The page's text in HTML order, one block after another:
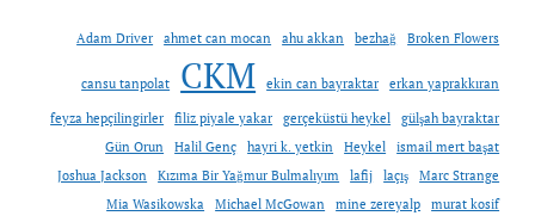
Adam Driver ahmet can mocan ahu akkan bezhağ Broken Flowers
cansu tanpolat CKM ekin can bayraktar erkan yaprakkıran
feyza hepçilingirler filiz piyale yakar gerçeküstü heykel
gülşah bayraktar
Gün Orun
Halil Genç hayri k. yetkin Heykel
ismail mert başat
Joshua Jackson
Kızıma Bir Yağmur Bulmalıyım lafij laçış
Marc Strange
Mia Wasikowska
Michael McGowan mine zereyalp
murat kosif